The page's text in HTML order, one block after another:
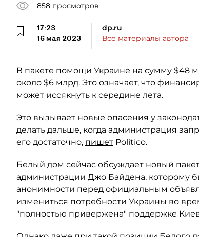
858 просмотров
17:23
16 мая 2023
dp.ru
Все материалы автора
В пакете помощи Украине на сумму $48
около $6 млрд. Это означает, что
может иссякнуть к середине лета.
Это вызывает новые опасения у
делать дальше, когда администрация
его достаточно, пишет Politico.
Белый дом сейчас обсуждает новый
администрации Джо Байдена, которому
анонимности перед официальным
измениться потребности Украины во
"полностью привержена" поддержке